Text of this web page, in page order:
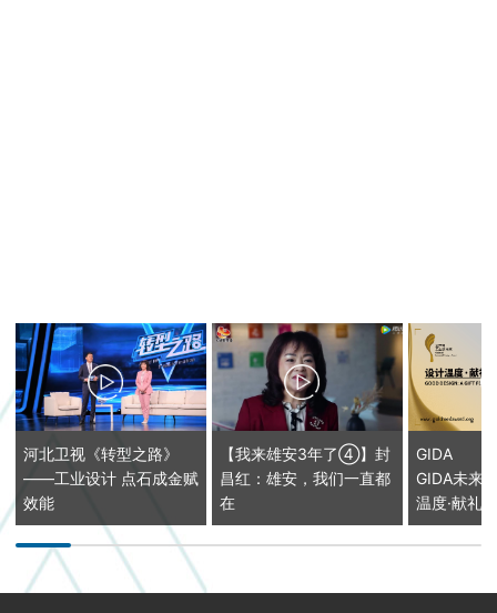
河北卫视《转型之路》
——工业设计 点石成金赋
效能
【我来雄安3年了④】封
昌红：雄安，我们一直都
在
GIDA
GIDA未来
温度·献礼